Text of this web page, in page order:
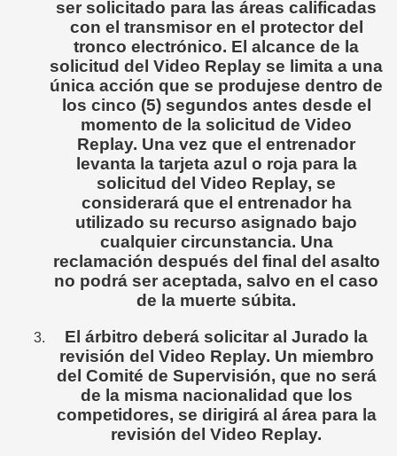
ser solicitado para las áreas calificadas
con el transmisor en el protector del
tronco electrónico. El alcance de la
solicitud del Video Replay se limita a una
única acción que se produjese dentro de
los cinco (5) segundos antes desde el
momento de la solicitud de Video
Replay. Una vez que el entrenador
levanta la tarjeta azul o roja para la
solicitud del Video Replay, se
considerará que el entrenador ha
utilizado su recurso asignado bajo
cualquier circunstancia. Una
reclamación después del final del asalto
no podrá ser aceptada, salvo en el caso
de la muerte súbita.
El árbitro deberá solicitar al Jurado la
revisión del Video Replay. Un miembro
del Comité de Supervisión, que no será
de la misma nacionalidad que los
competidores, se dirigirá al área para la
revisión del Video Replay.